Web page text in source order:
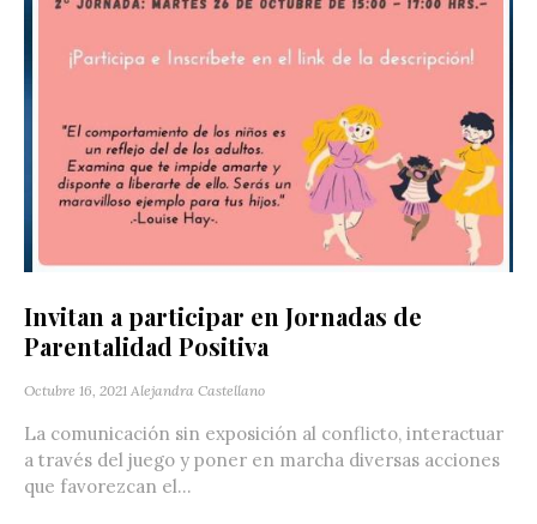
Invitan a participar en Jornadas de
Parentalidad Positiva
Octubre 16, 2021 Alejandra Castellano
La comunicación sin exposición al conflicto, interactuar
a través del juego y poner en marcha diversas acciones
que favorezcan el...